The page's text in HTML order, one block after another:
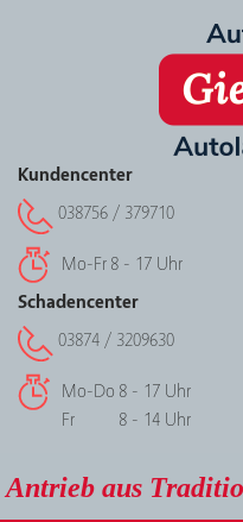
Kundencenter
038756 / 379710
Mo-Fr 8 - 17 Uhr
Schadencenter
03874 / 3209630
Mo-Do 8 - 17 Uhr
Fr
8 - 14 Uhr
Antrieb aus